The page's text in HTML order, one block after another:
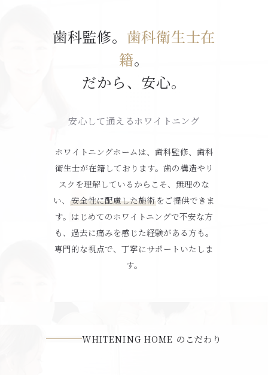
歯科監修。 歯科衛生士在
籍。
だから、安心。
安心して通えるホワイトニング
ホワイトニングホームは、歯科監修、歯科
衛生士が在籍しております。歯の構造やリ
スクを理解しているからこそ、無理のな
い、 安全性に配慮した施術 をご提供できま
す。はじめてのホワイトニングで不安な方
も、過去に痛みを感じた経験がある方も。
専門的な視点で、丁寧にサポートいたしま
す。
WHITENING HOME のこだわり